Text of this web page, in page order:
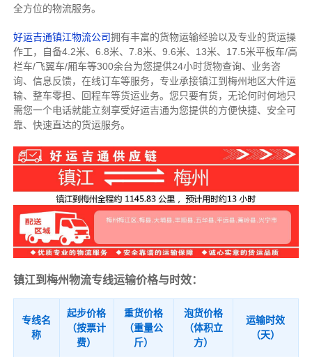
全方位的物流服务。
好运吉通镇江物流公司拥有丰富的货物运输经验以及专业的货运操
作工，自备4.2米、6.8米、7.8米、9.6米、13米、17.5米平板车/高
栏车/飞翼车/厢车等300余台为您提供24小时货物查询、业务咨
询、信息反馈，在线订车等服务， 专业承接镇江到梅州地区大件运
输、整车零担、回程车等货运业务。 您只要有货，无论何时何地只
需您一个电话就能立刻享受好运吉通为您提供的方便快捷、安全可
靠、快速直达的货运服务。
镇江到梅州物流专线运输价格与时效：
专线名
称
起步价格
（按票计
费）
重货价格
（重量公
斤）
泡货价格
（体积立
方）
运输时效
（天）